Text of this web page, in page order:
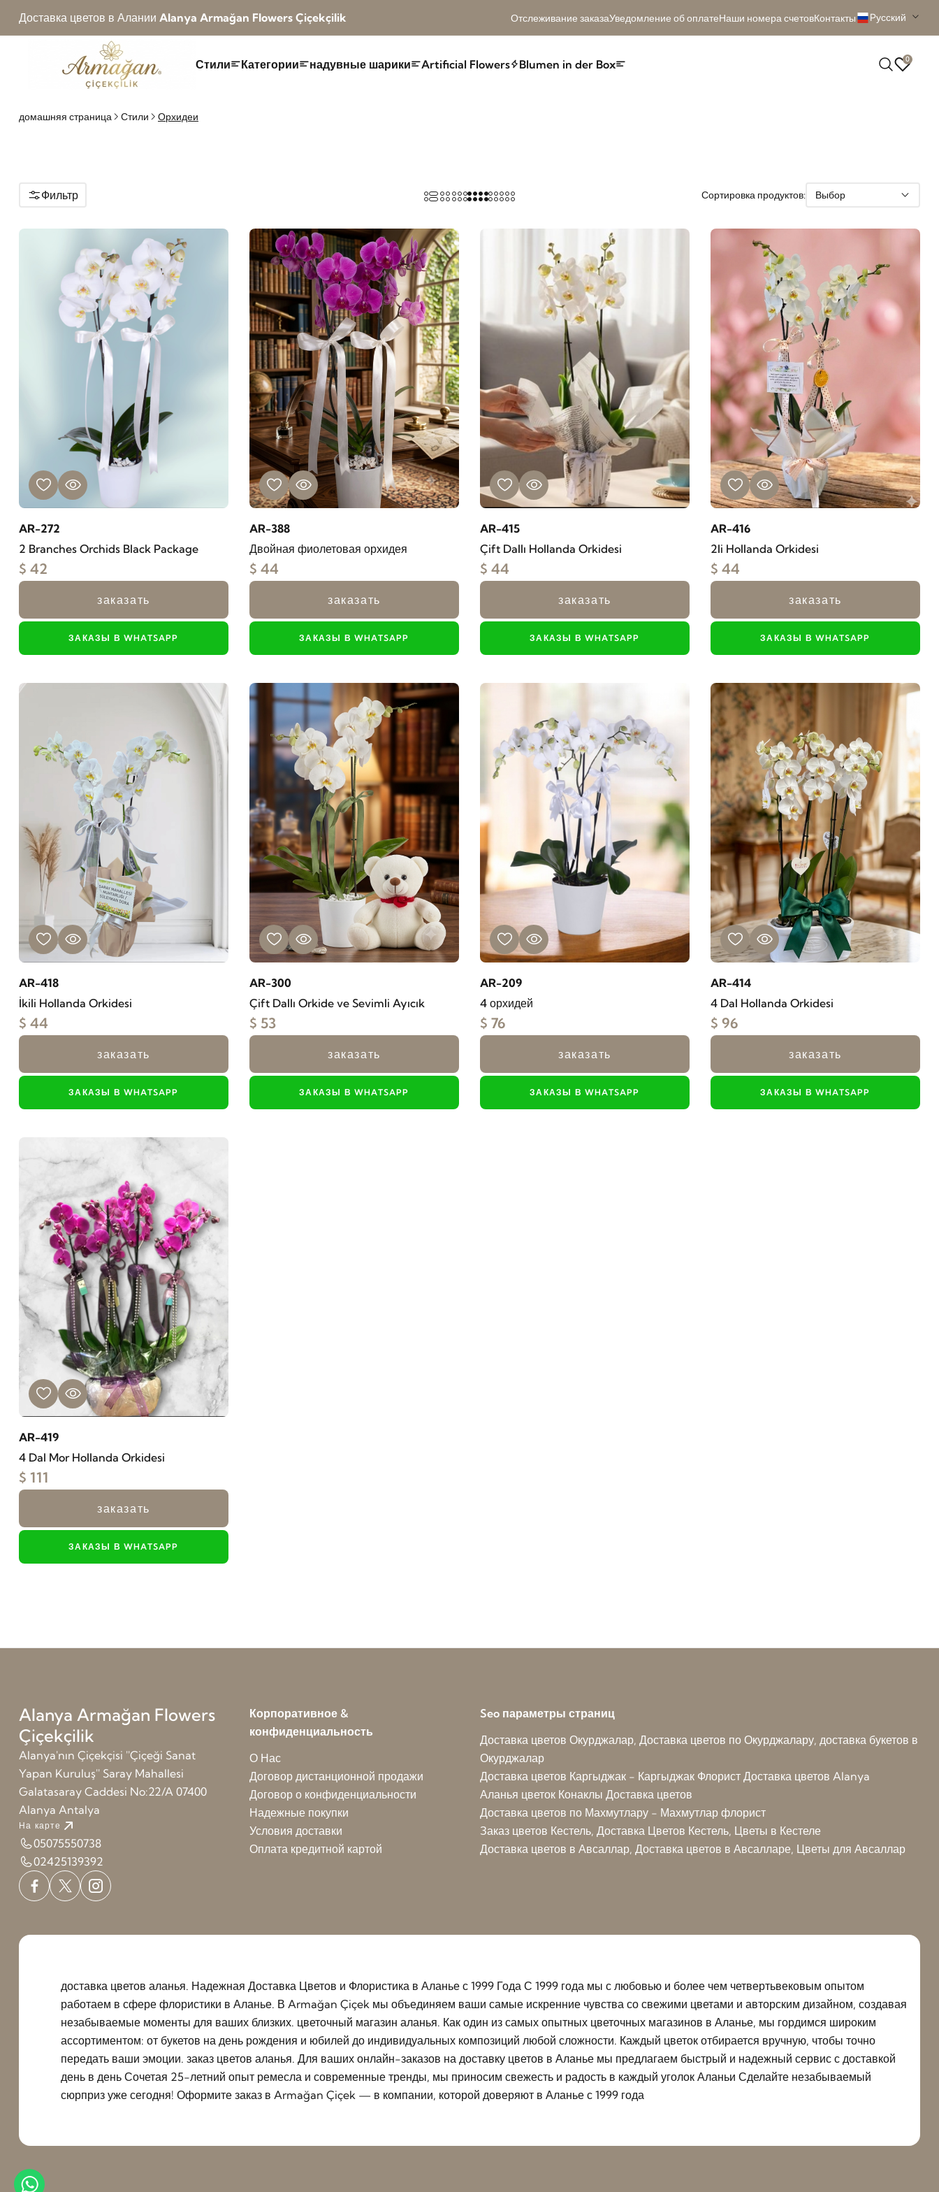
Доставка цветов в Алании Alanya Armağan Flowers Çiçekçilik Отслеживание заказаУведомление об оплатеНаши номера счетовКонтакты Pусский
Стили Категории надувные шарики Artificial Flowers Blumen in der Box 0
домашняя страница Стили Орхидеи
Фильтр Сортировка продуктов: Выбор
AR-272
2 Branches Orchids Black Package
$ 42
заказать
ЗАКАЗЫ В WHATSAPP
AR-388
Двойная фиолетовая орхидея
$ 44
заказать
ЗАКАЗЫ В WHATSAPP
AR-415
Çift Dallı Hollanda Orkidesi
$ 44
заказать
ЗАКАЗЫ В WHATSAPP
AR-416
2li Hollanda Orkidesi
$ 44
заказать
ЗАКАЗЫ В WHATSAPP
AR-418
İkili Hollanda Orkidesi
$ 44
заказать
ЗАКАЗЫ В WHATSAPP
AR-300
Çift Dallı Orkide ve Sevimli Ayıcık
$ 53
заказать
ЗАКАЗЫ В WHATSAPP
AR-209
4 орхидей
$ 76
заказать
ЗАКАЗЫ В WHATSAPP
AR-414
4 Dal Hollanda Orkidesi
$ 96
заказать
ЗАКАЗЫ В WHATSAPP
AR-419
4 Dal Mor Hollanda Orkidesi
$ 111
заказать
ЗАКАЗЫ В WHATSAPP
Alanya Armağan Flowers
Çiçekçilik
Alanya'nın Çiçekçisi ''Çiçeği Sanat
Yapan Kuruluş'' Saray Mahallesi
Galatasaray Caddesi No:22/A 07400
Alanya Antalya
На карте
05075550738
02425139392
Корпоративное &
конфиденциальность
О Нас
Договор дистанционной продажи
Договор о конфиденциальности
Надежные покупки
Условия доставки
Оплата кредитной картой
Seo параметры страниц
Доставка цветов Окурджалар, Доставка цветов по Окурджалару, доставка букетов в
Окурджалар
Доставка цветов Каргыджак - Каргыджак Флорист Доставка цветов Alanya
Аланья цветок Конаклы Доставка цветов
Доставка цветов по Махмутлару - Махмутлар флорист
Заказ цветов Кестель, Доставка Цветов Кестель, Цветы в Кестеле
Доставка цветов в Авсаллар, Доставка цветов в Авсалларе, Цветы для Авсаллар
доставка цветов аланья. Надежная Доставка Цветов и Флористика в Аланье с 1999 Года С 1999 года мы с любовью и более чем четвертьвековым опытом
работаем в сфере флористики в Аланье. В Armağan Çiçek мы объединяем ваши самые искренние чувства со свежими цветами и авторским дизайном, создавая
незабываемые моменты для ваших близких. цветочный магазин аланья. Как один из самых опытных цветочных магазинов в Аланье, мы гордимся широким
ассортиментом: от букетов на день рождения и юбилей до индивидуальных композиций любой сложности. Каждый цветок отбирается вручную, чтобы точно
передать ваши эмоции. заказ цветов аланья. Для ваших онлайн-заказов на доставку цветов в Аланье мы предлагаем быстрый и надежный сервис с доставкой
день в день Сочетая 25-летний опыт ремесла и современные тренды, мы приносим свежесть и радость в каждый уголок Аланьи Сделайте незабываемый
сюрприз уже сегодня! Оформите заказ в Armağan Çiçek — в компании, которой доверяют в Аланье с 1999 года